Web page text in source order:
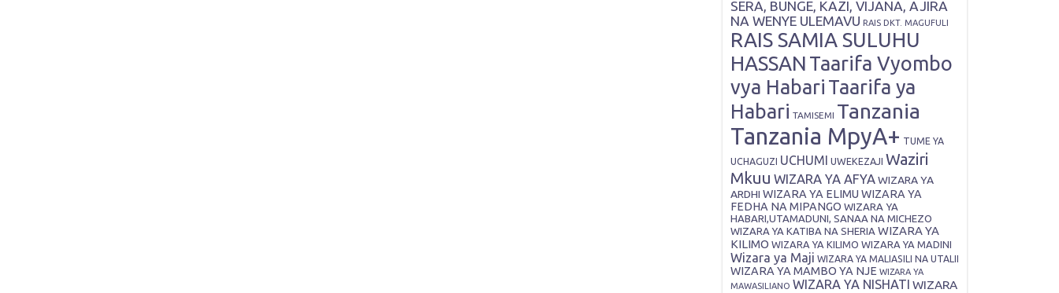
SERA, BUNGE, KAZI, VIJANA, AJIRA
NA WENYE ULEMAVU RAIS DKT. MAGUFULI
RAIS SAMIA SULUHU
HASSAN Taarifa Vyombo
vya Habari Taarifa ya
Habari TAMISEMI Tanzania
Tanzania MpyA+ TUME YA
UCHAGUZI UCHUMI UWEKEZAJI Waziri
Mkuu WIZARA YA AFYAWIZARA YA
ARDHI WIZARA YA ELIMU WIZARA YA
FEDHA NA MIPANGO WIZARA YA
HABARI,UTAMADUNI, SANAA NA MICHEZO
WIZARA YA KATIBA NA SHERIA WIZARA YA
KILIMO WIZARA YA KILIMO WIZARA YA MADINI
Wizara ya Maji WIZARA YA MALIASILI NA UTALII
WIZARA YA MAMBO YA NJE WIZARA YA
MAWASILIANO WIZARA YA NISHATI WIZARA